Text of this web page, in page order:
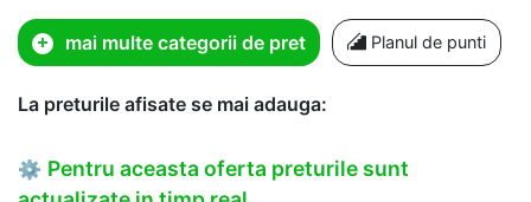
mai multe categorii de pret Planul de punti
La preturile afisate se mai adauga:
⚙ Pentru aceasta oferta preturile sunt